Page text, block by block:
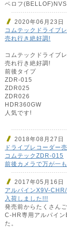
ベロフ
2020年06月23日
コムテックドライブ
売れ行き絶好調!
コムテックドライブ
売れ行き絶好調!
前後タイプ
ZDR-015
ZDR025
ZDR026
HDR360GW
人気です!
2018年08月27日
ドライブレコーダー
コムテックZDR-015
前後カメラで万が一
2017年05月16日
アルパインX9V-
入荷しました!!!
発売前からたくさん
C-HR専用アルパイ
た。